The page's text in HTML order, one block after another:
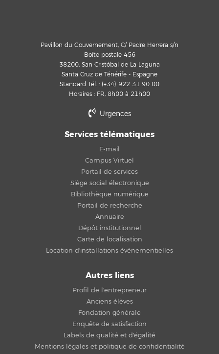
Pavillon du Gouvernement, C/ Padre Herrera s/n
Boîte postale 456
38200, San Cristóbal de La Laguna
Santa Cruz de Ténérife - Espagne
Standard Tél. : (+34) 922 31 90 00
Horaires : FR, 8h00 à 21h00
Urgences
Services télématiques
E-mail
Campus Virtuel
Portail de services
Siège social électronique
Bibliothèque numérique
Portail de recherche
Annuaire
Dépôt institutionnel
Carte de localisation
Location d'installations événementielles
Autres liens
Profil de l'entrepreneur
Anciens élèves
Fondation générale
Enquête de satisfaction
Labels de qualité et d'égalité
Mentions légales et politique de confidentialité